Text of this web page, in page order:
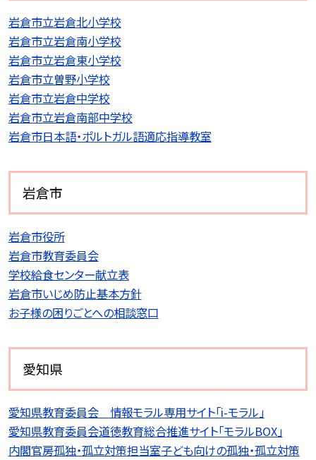
岩倉市立岩倉北小学校
岩倉市立岩倉南小学校
岩倉市立岩倉東小学校
岩倉市立曽野小学校
岩倉市立岩倉中学校
岩倉市立岩倉南部中学校
岩倉市日本語・ポルトガル語適応指導教室
岩倉市
岩倉市役所
岩倉市教育委員会
学校給食センター献立表
岩倉市いじめ防止基本方針
お子様の困りごとへの相談窓口
愛知県
愛知県教育委員会 情報モラル専用サイト「i-モラル」
愛知県教育委員会道徳教育総合推進サイト「モラルBOX」
内閣官房孤独・孤立対策担当室子ども向けの孤独・孤立対策